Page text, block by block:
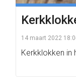
14 maart 2022
Kerkklokken in